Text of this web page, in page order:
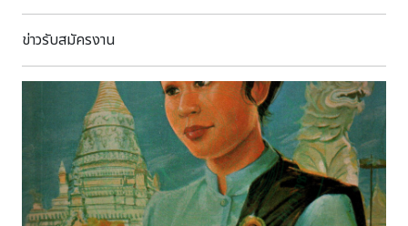
จึงสงวนสิทธิ์. จันทบูร = Shining Moon. จันทบุรี: ไชน์นิ่งมูน,
2560. เรียบเรียงโดย นางสาวทิพวรรณ จันทร์ปัญญา
บรรณารักษ์ปฏิบัติการ หอสมุดแห่งชาติรัชมังคลาภิเษก จันทบุรี
สำนักศิลปากรที่ 5 ปราจีนบุรี กรมศิลปากร
ข่าวรับสมัครงาน